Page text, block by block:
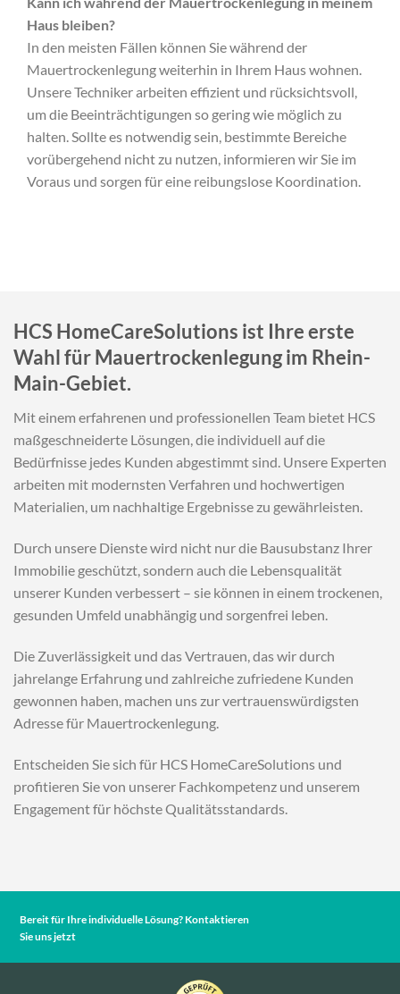
Haus bleiben?
In den meisten Fällen können Sie während der
Mauertrockenlegung weiterhin in Ihrem Haus wohnen.
Unsere Techniker arbeiten effizient und rücksichtsvoll,
um die Beeinträchtigungen so gering wie möglich zu
halten. Sollte es notwendig sein, bestimmte Bereiche
vorübergehend nicht zu nutzen, informieren wir Sie im
Voraus und sorgen für eine reibungslose Koordination.
HCS HomeCareSolutions ist Ihre erste
Wahl für Mauertrockenlegung im Rhein-
Main-Gebiet.
Mit einem erfahrenen und professionellen Team bietet HCS
maßgeschneiderte Lösungen, die individuell auf die
Bedürfnisse jedes Kunden abgestimmt sind. Unsere Experten
arbeiten mit modernsten Verfahren und hochwertigen
Materialien, um nachhaltige Ergebnisse zu gewährleisten.
Durch unsere Dienste wird nicht nur die Bausubstanz Ihrer
Immobilie geschützt, sondern auch die Lebensqualität
unserer Kunden verbessert – sie können in einem trockenen,
gesunden Umfeld unabhängig und sorgenfrei leben.
Die Zuverlässigkeit und das Vertrauen, das wir durch
jahrelange Erfahrung und zahlreiche zufriedene Kunden
gewonnen haben, machen uns zur vertrauenswürdigsten
Adresse für Mauertrockenlegung.
Entscheiden Sie sich für HCS HomeCareSolutions und
profitieren Sie von unserer Fachkompetenz und unserem
Engagement für höchste Qualitätsstandards.
Bereit für Ihre individuelle Lösung? Kontaktieren
Sie uns jetzt